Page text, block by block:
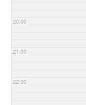
20:00
21:00
22:00